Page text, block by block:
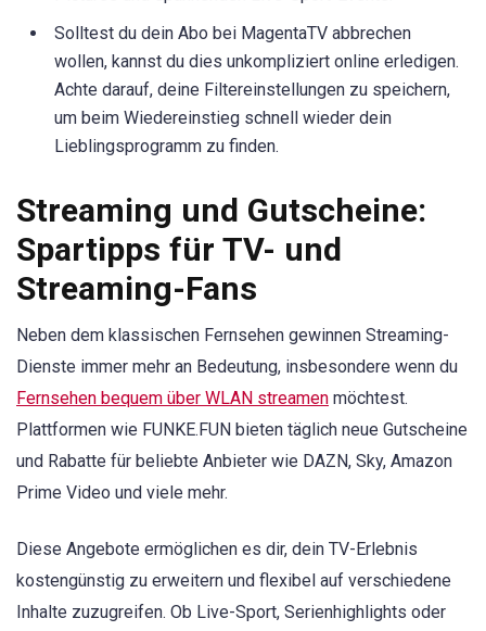
Solltest du dein Abo bei MagentaTV abbrechen
wollen, kannst du dies unkompliziert online erledigen.
Achte darauf, deine Filtereinstellungen zu speichern,
um beim Wiedereinstieg schnell wieder dein
Lieblingsprogramm zu finden.
Streaming und Gutscheine:
Spartipps für TV- und
Streaming-Fans
Neben dem klassischen Fernsehen gewinnen Streaming-
Dienste immer mehr an Bedeutung, insbesondere wenn du
Fernsehen bequem über WLAN streamen möchtest.
Plattformen wie FUNKE.FUN bieten täglich neue Gutscheine
und Rabatte für beliebte Anbieter wie DAZN, Sky, Amazon
Prime Video und viele mehr.
Diese Angebote ermöglichen es dir, dein TV-Erlebnis
kostengünstig zu erweitern und flexibel auf verschiedene
Inhalte zuzugreifen. Ob Live-Sport, Serienhighlights oder